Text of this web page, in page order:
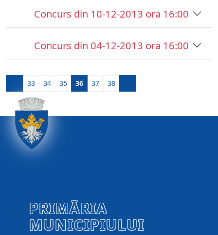
Concurs din 10-12-2013 ora 16:00
Concurs din 04-12-2013 ora 16:00
33 34 35 36 37 38
PRIMĂRIA
MUNICIPIULUI